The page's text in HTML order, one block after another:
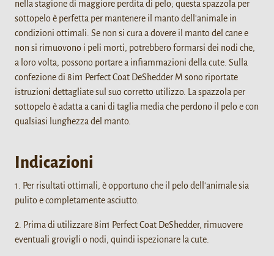
nella stagione di maggiore perdita di pelo; questa spazzola per
sottopelo è perfetta per mantenere il manto dell'animale in
condizioni ottimali. Se non si cura a dovere il manto del cane e
non si rimuovono i peli morti, potrebbero formarsi dei nodi che,
a loro volta, possono portare a infiammazioni della cute. Sulla
confezione di 8in1 Perfect Coat DeShedder M sono riportate
istruzioni dettagliate sul suo corretto utilizzo. La spazzola per
sottopelo è adatta a cani di taglia media che perdono il pelo e con
qualsiasi lunghezza del manto.
Indicazioni
1. Per risultati ottimali, è opportuno che il pelo dell'animale sia
pulito e completamente asciutto.
2. Prima di utilizzare 8in1 Perfect Coat DeShedder, rimuovere
eventuali grovigli o nodi, quindi ispezionare la cute.